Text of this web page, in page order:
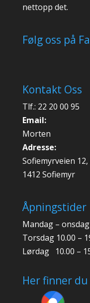
nettopp det.
Følg oss på
Kontakt Oss
Tlf.: 22 20 00 95
Email:
Morten
Adresse:
Sofiemyrveien
1412 Sofiemyr
Åpningstider
Mandag – onsdag
Torsdag 10.00 –
Lørdag 10.00 –
Her finner du